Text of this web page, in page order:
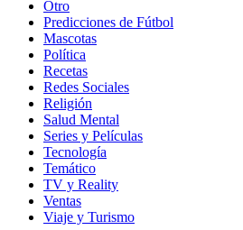
Otro
Predicciones de Fútbol
Mascotas
Política
Recetas
Redes Sociales
Religión
Salud Mental
Series y Películas
Tecnología
Temático
TV y Reality
Ventas
Viaje y Turismo